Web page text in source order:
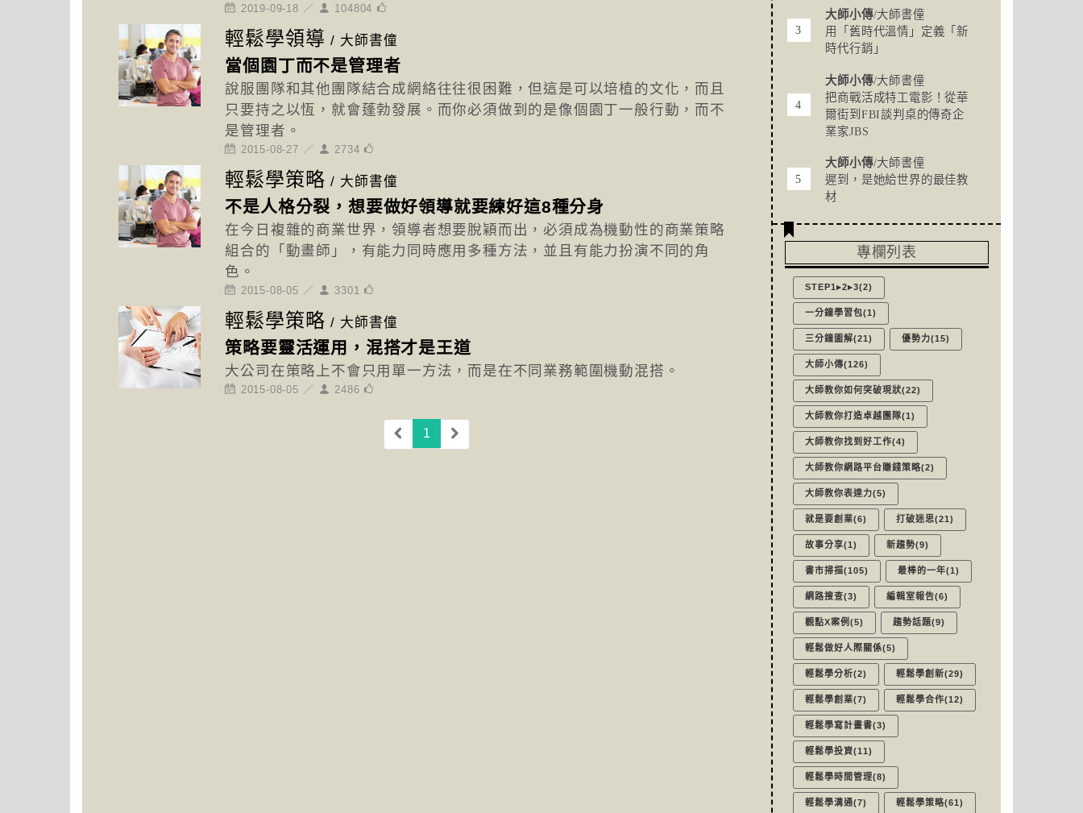
2019-09-18 ／ 104804
輕鬆學領導 / 大師書僮
當個園丁而不是管理者
說服團隊和其他團隊結合成網絡往往很困難，但這是可以培植的文化，而且
只要持之以恆，就會蓬勃發展。而你必須做到的是像個園丁一般行動，而不
是管理者。
2015-08-27 ／ 2734
輕鬆學策略 / 大師書僮
不是人格分裂，想要做好領導就要練好這8種分身
在今日複雜的商業世界，領導者想要脫穎而出，必須成為機動性的商業策略
組合的「動畫師」，有能力同時應用多種方法，並且有能力扮演不同的角
色。
2015-08-05 ／ 3301
輕鬆學策略 / 大師書僮
策略要靈活運用，混搭才是王道
大公司在策略上不會只用單一方法，而是在不同業務範圍機動混搭。
2015-08-05 ／ 2486
1 (current)
大師小傳/大師書僮
用「舊時代溫情」定義「新
時代行銷」
大師小傳/大師書僮
把商戰活成特工電影！從華
爾街到FBI談判桌的傳奇企
業家JBS
大師小傳/大師書僮
遲到，是她給世界的最佳教
材
專欄列表
STEP1▸2▸3(2)
一分鐘學習包(1)
三分鐘圖解(21) 優勢力(15)
大師小傳(126)
大師教你如何突破現狀(22)
大師教你打造卓越團隊(1)
大師教你找到好工作(4)
大師教你網路平台賺錢策略(2)
大師教你表達力(5)
就是要創業(6) 打破迷思(21)
故事分享(1) 新趨勢(9)
書市掃描(105) 最棒的一年(1)
網路搜查(3) 編輯室報告(6)
觀點X案例(5) 趨勢話題(9)
輕鬆做好人際關係(5)
輕鬆學分析(2) 輕鬆學創新(29)
輕鬆學創業(7) 輕鬆學合作(12)
輕鬆學寫計畫書(3)
輕鬆學投資(11)
輕鬆學時間管理(8)
輕鬆學溝通(7) 輕鬆學策略(61)